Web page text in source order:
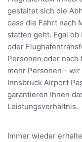
gestaltet sich die
dass die Fahrt nach
statten geht. Egal
oder
Personen oder
mehr Personen -
Innsbruck Airport
garantieren Ihnen
Leistungsverhältnis.
Immer wieder